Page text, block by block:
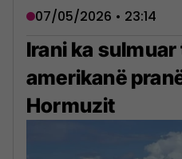
07/05/2026 • 23:14
Irani ka
amerikanë
Hormuzit